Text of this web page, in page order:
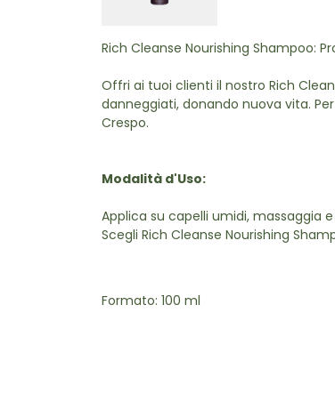
Rich Cleanse Nourishing Shampoo:
Offri ai tuoi clienti il nostro Rich
danneggiati, donando nuova vita.
Crespo.
Modalità d'Uso:
Applica su capelli umidi, massaggia e
Scegli Rich Cleanse Nourishing
Formato: 100 ml